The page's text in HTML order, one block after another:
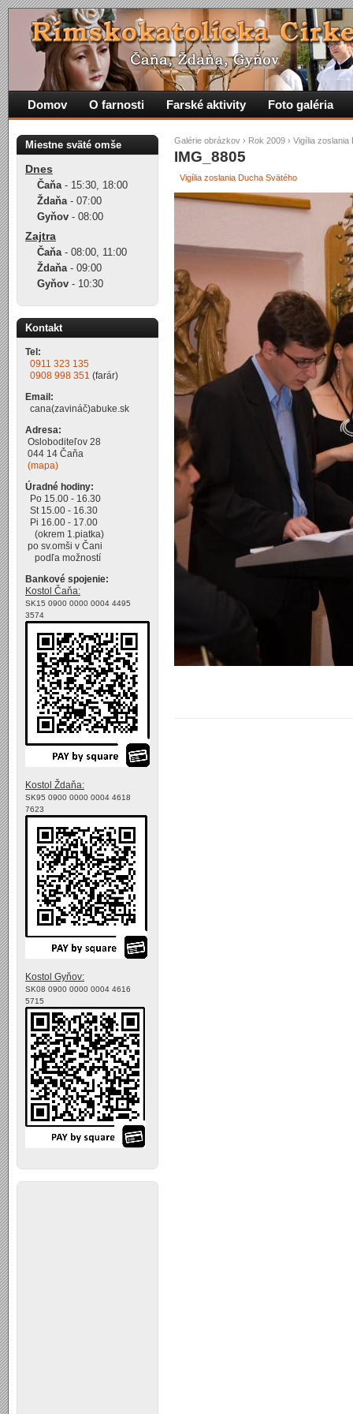
Galérie obrázkov › Rok 2009 › Vigília zoslania
IMG_8805
Vigília zoslania Ducha Svätého
Domov O farnosti Farské aktivity Foto galéria
Miestne sväté omše
Dnes
Čaňa- 15:30, 18:00
Ždaňa- 07:00
Gyňov - 08:00
Zajtra
Čaňa- 08:00, 11:00
Ždaňa- 09:00
Gyňov - 10:30
Kontakt
Tel:
0911 323 135
0908 998 351 (farár)
Email:
cana(zavináč)abuke.sk
Adresa:
Osloboditeľov 28
044 14 Čaňa
(mapa)
Úradné hodiny:
Po 15.00 - 16.30
St 15.00 - 16.30
Pi 16.00 - 17.00
(okrem 1.piatka)
po sv.omši v Čani
podľa možností
Bankové spojenie:
Kostol Čaňa:
SK15 0900 0000 0004 4495
3574
Kostol Ždaňa:
SK95 0900 0000 0004 4618
7623
Kostol Gyňov:
SK08 0900 0000 0004 4616
5715